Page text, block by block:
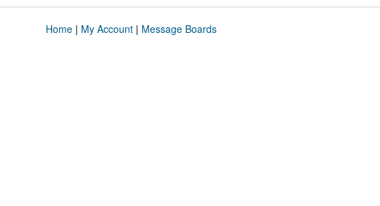
Home| My Account| Message Boards